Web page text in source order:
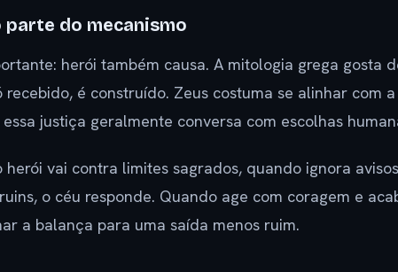
parte do mecanismo
herói também causa. A mitologia grega gosta
recebido, é construído. Zeus costuma se alinhar com
justiça geralmente conversa com escolhas
herói vai contra limites sagrados, quando ignora
o céu responde. Quando age com coragem e
a balança para uma saída menos ruim.